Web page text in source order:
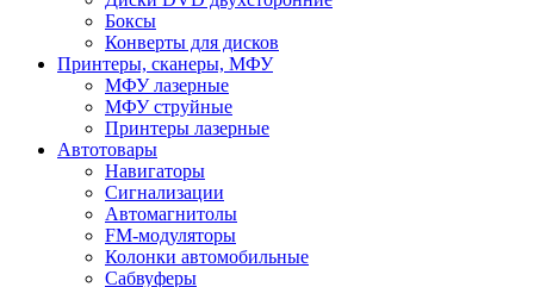
Боксы
Конверты для дисков
Принтеры, сканеры, МФУ
МФУ лазерные
МФУ струйные
Принтеры лазерные
Автотовары
Навигаторы
Сигнализации
Автомагнитолы
FM-модуляторы
Колонки автомобильные
Сабвуферы